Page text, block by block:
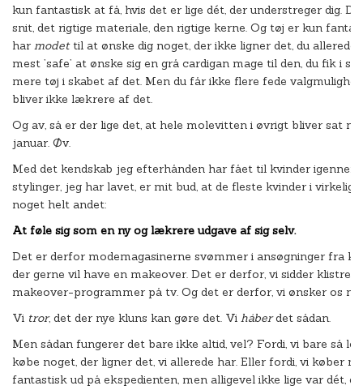
kun fantastisk at få, hvis det er lige dét, der understreger dig.
snit, det rigtige materiale, den rigtige kerne. Og tøj er kun
har modettil at ønske dig noget, der ikke ligner det, du allerede
mest ’safe’ at ønske sig en grå cardigan mage til den, du fik i
mere tøj i skabet af det. Men du får ikke flere fede
bliver ikke lækrere af det.
Og av, så er der lige det, at hele molevitten i øvrigt bliver sat
januar. Øv.
Med det kendskab jeg efterhånden har fået til kvinder
stylinger, jeg har lavet, er mit bud, at de fleste kvinder i
noget helt andet:
At føle sig som en ny og lækrere udgave af sig selv.
Det er derfor modemagasinerne svømmer i ansøgninger fra
der gerne vil have en makeover. Det er derfor, vi sidder
makeover-programmer på tv. Og det er derfor, vi ønsker os
Vi tror, det der nye kluns kan gøre det. Vi håberdet sådan.
Men sådan fungerer det bare ikke altid, vel? Fordi, vi bare så
købe noget, der ligner det, vi allerede har. Eller fordi, vi køber
fantastisk ud på ekspedienten, men alligevel ikke lige var dét,